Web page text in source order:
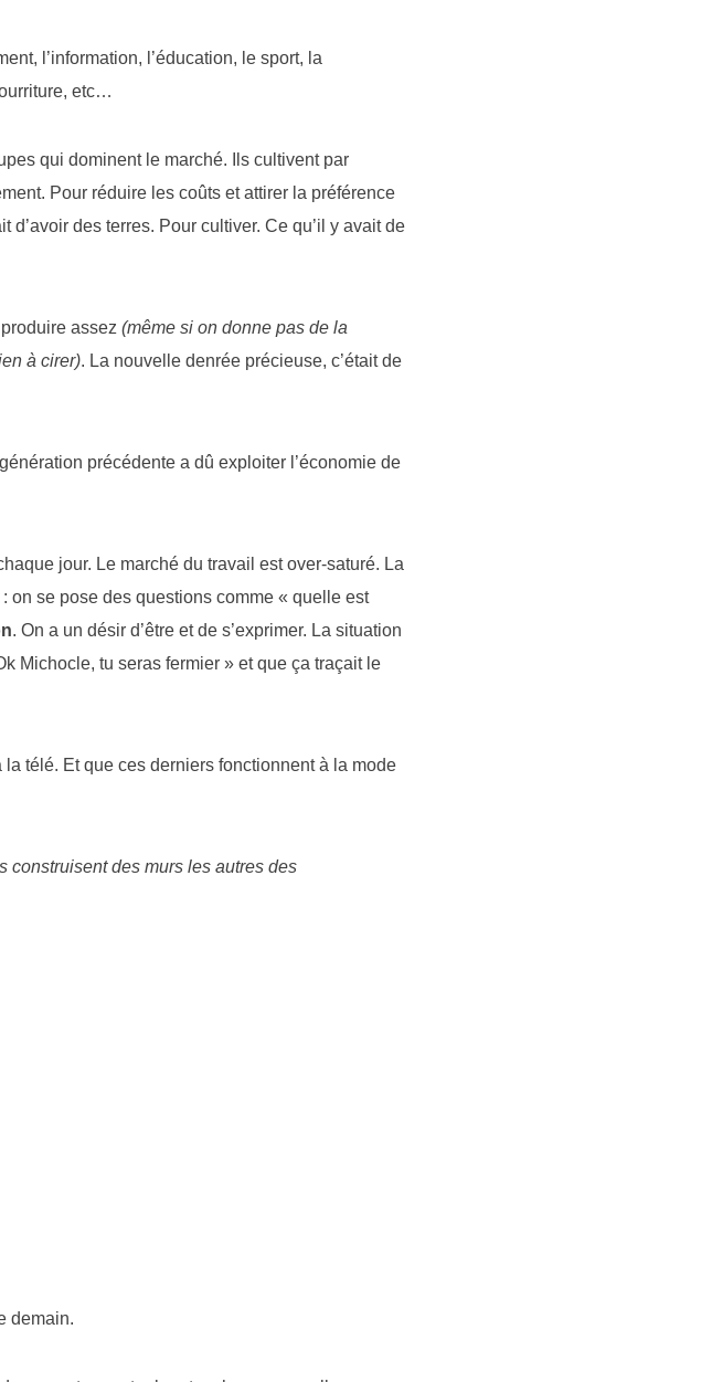
l’information, l’éducation, le sport, la
etc…
qui dominent le marché. Ils cultivent par
Pour réduire les coûts et attirer la préférence
des terres. Pour cultiver. Ce qu’il y avait de
assez (même si on donne pas de la
à cirer). La nouvelle denrée précieuse, c’était de
précédente a dû exploiter l’économie de
jour. Le marché du travail est over-saturé. La
on se pose des questions comme « quelle est
. On a un désir d’être et de s’exprimer. La situation
Michocle, tu seras fermier » et que ça traçait le
la télé. Et que ces derniers fonctionnent à la mode
construisent des murs les autres des
demain.